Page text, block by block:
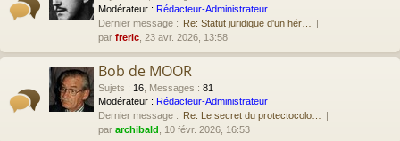
Modérateur : Rédacteur-Administrateur
Dernier message : Re: Statut juridique d'un hér…
par freric , 23 avr. 2026, 13:58
Bob de MOOR
Sujets : 16 Messages : 81
Modérateur : Rédacteur-Administrateur
Dernier message : Re: Le secret du protectocolo…
par archibald , 10 févr. 2026, 16:53